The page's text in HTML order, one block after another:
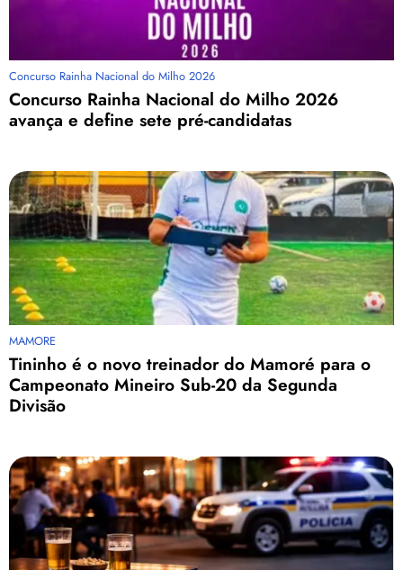
Concurso Rainha Nacional do Milho 2026
Concurso Rainha Nacional do Milho 2026
avança e define sete pré-candidatas
MAMORE
Tininho é o novo treinador do Mamoré para o
Campeonato Mineiro Sub-20 da Segunda
Divisão